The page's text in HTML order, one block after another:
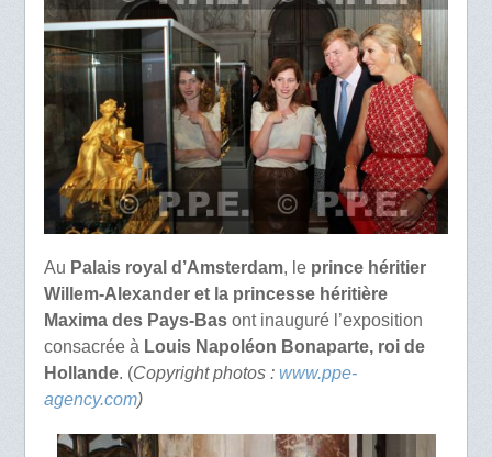
Au Palais royal d’Amsterdam, le prince héritier
Willem-Alexander et la princesse héritière
Maxima des Pays-Basont inauguré l’exposition
consacrée à Louis Napoléon Bonaparte, roi de
Hollande. (Copyright photos : www.ppe-
agency.com)